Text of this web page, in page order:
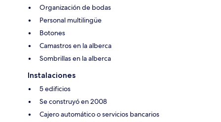
Organización de bodas
Personal multilingüe
Botones
Camastros en la alberca
Sombrillas en la alberca
Instalaciones
5 edificios
Se construyó en 2008
Cajero automático o servicios bancarios